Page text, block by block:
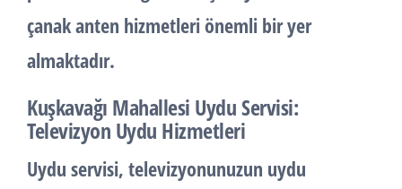
çanak anten hizmetleri önemli bir yer
almaktadır.
Kuşkavağı Mahallesi Uydu Servisi:
Televizyon Uydu Hizmetleri
Uydu servisi, televizyonunuzun uydu